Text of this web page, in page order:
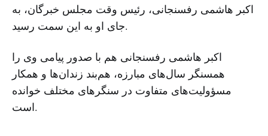
اکبر هاشمی رفسنجانی، رئیس وقت مجلس خبرگان، به
جای او به این سمت رسید.
اکبر هاشمی رفسنجانی هم با صدور پیامی وی را
همسنگر سال‌های مبارزه، هم‌بند زندان‌ها و همکار
مسؤولیت‌های متفاوت در سنگرهای مختلف خوانده
است.